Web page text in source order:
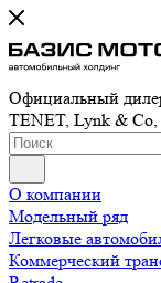
Официальный
TENET, Lynk &
О компании
Модельный ряд
Легковые
Коммерческий